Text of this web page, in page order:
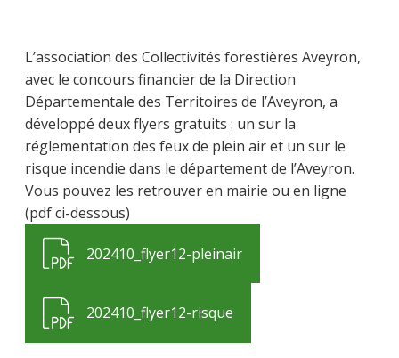
L’association des Collectivités forestières Aveyron,
avec le concours financier de la Direction
Départementale des Territoires de l’Aveyron, a
développé deux flyers gratuits : un sur la
réglementation des feux de plein air et un sur le
risque incendie dans le département de l’Aveyron.
Vous pouvez les retrouver en mairie ou en ligne
(pdf ci-dessous)
202410_flyer12-pleinair
202410_flyer12-risque